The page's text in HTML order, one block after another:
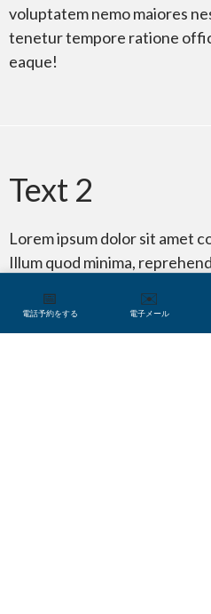
ローカライ
voluptatem nemo maiores
tenetur tempore ratione
eaque!
Text 2
Lorem ipsum dolor sit amet
Illum quod minima,
voluptatem nemo maiores
tenetur tempore ratione
eaque!
📅
電話予約をする
✉️
電子メール